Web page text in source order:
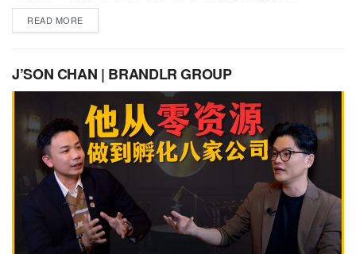
READ MORE
J’SON CHAN | BRANDLR GROUP